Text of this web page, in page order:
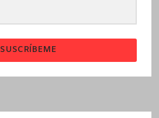
SUSCRÍBEME